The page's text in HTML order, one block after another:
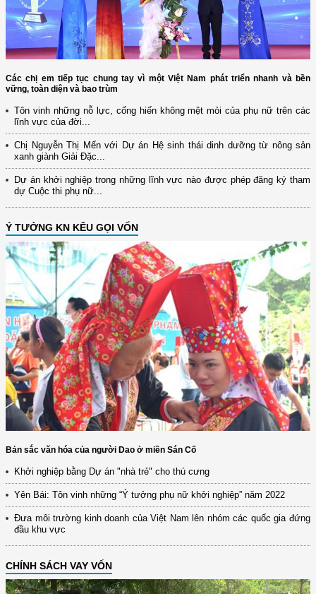
Các chị em tiếp tục chung tay vì một Việt Nam phát triển nhanh và bền
vững, toàn diện và bao trùm
Tôn vinh những nỗ lực, cống hiến không mệt mỏi của phụ nữ trên các
lĩnh vực của đời...
Chị Nguyễn Thị Mến với Dự án Hệ sinh thái dinh dưỡng từ nông sản
xanh giành Giải Đặc...
Dự án khởi nghiệp trong những lĩnh vực nào được phép đăng ký tham
dự Cuộc thi phụ nữ...
Ý TƯỞNG KN KÊU GỌI VỐN
Bản sắc văn hóa của người Dao ở miền Sán Cố
Khởi nghiệp bằng Dự án "nhà trẻ" cho thú cưng
Yên Bái: Tôn vinh những “Ý tưởng phụ nữ khởi nghiệp” năm 2022
Đưa môi trường kinh doanh của Việt Nam lên nhóm các quốc gia đứng
đầu khu vực
CHÍNH SÁCH VAY VỐN